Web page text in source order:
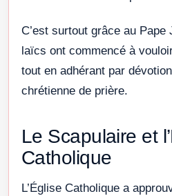
C’est surtout grâce au Pape
laïcs ont commencé à
tout en adhérant par
chrétienne de prière.
Le Scapulaire et
Catholique
L’Église Catholique a